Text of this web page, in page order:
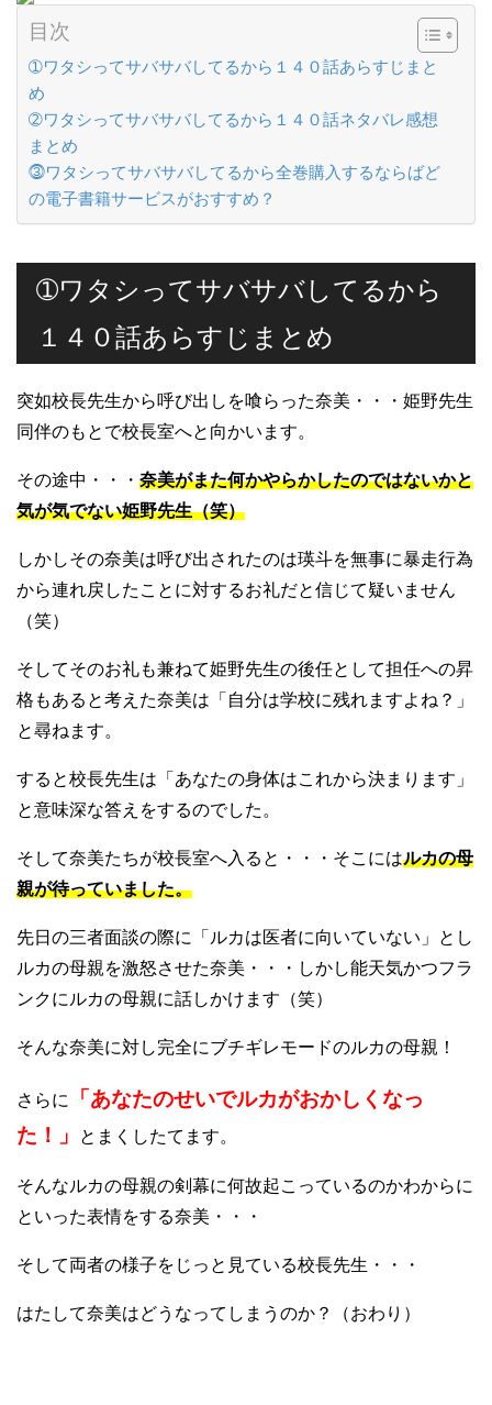
目次
➀ワタシってサバサバしてるから１４０話あらすじまと
め
➁ワタシってサバサバしてるから１４０話ネタバレ感想
まとめ
⓷ワタシってサバサバしてるから全巻購入するならばど
の電子書籍サービスがおすすめ？
➀ワタシってサバサバしてるから
１４０話あらすじまとめ
突如校長先生から呼び出しを喰らった奈美・・・姫野先生
同伴のもとで校長室へと向かいます。
その途中・・・ 奈美がまた何かやらかしたのではないかと
気が気でない姫野先生（笑）
しかしその奈美は呼び出されたのは瑛斗を無事に暴走行為
から連れ戻したことに対するお礼だと信じて疑いません
（笑）
そしてそのお礼も兼ねて姫野先生の後任として担任への昇
格もあると考えた奈美は「自分は学校に残れますよね？」
と尋ねます。
すると校長先生は「あなたの身体はこれから決まります」
と意味深な答えをするのでした。
そして奈美たちが校長室へ入ると・・・そこにはルカの母
親が待っていました。
先日の三者面談の際に「ルカは医者に向いていない」とし
ルカの母親を激怒させた奈美・・・しかし能天気かつフラ
ンクにルカの母親に話しかけます（笑）
そんな奈美に対し完全にブチギレモードのルカの母親！
さらに
「あなたのせいでルカがおかしくなっ
た！」
とまくしたてます。
そんなルカの母親の剣幕に何故起こっているのかわからに
といった表情をする奈美・・・
そして両者の様子をじっと見ている校長先生・・・
はたして奈美はどうなってしまうのか？（おわり）